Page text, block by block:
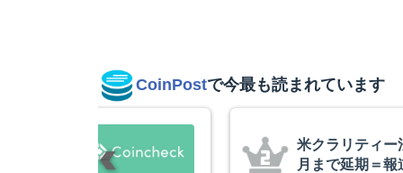
CoinPostで今最も読まれています
米クラリティー
月まで延期＝報